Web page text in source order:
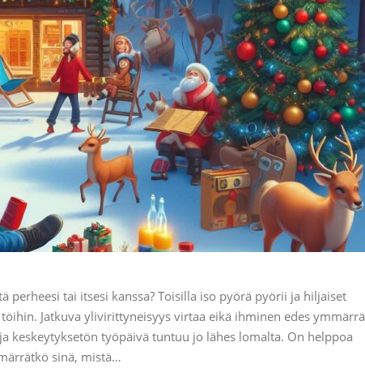
perheesi tai itsesi kanssa? Toisilla iso pyörä pyörii ja hiljaiset
Jatkuva ylivirittyneisyys virtaa eikä ihminen edes ymmärrä
keskeytyksetön työpäivä tuntuu jo lähes lomalta. On helppoa
sinä, mistä…